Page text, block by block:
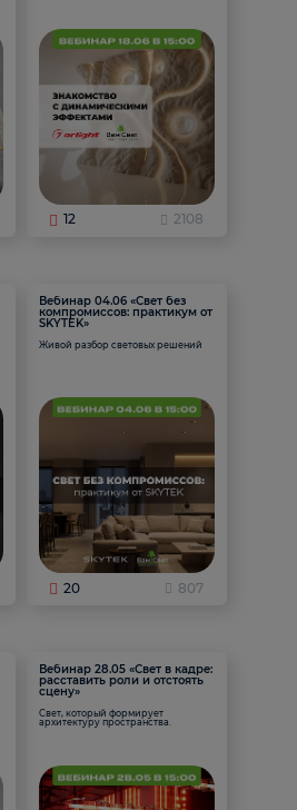
12 2108
Вебинар 04.06 «Свет без
компромиссов: практикум от
SKYTEK»
Живой разбор световых решений
20 807
Вебинар 28.05 «Свет в кадре:
расставить роли и отстоять
сцену»
Свет, который формирует
архитектуру пространства.